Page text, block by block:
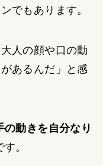
でもあります。
人の顔や口の動
あるんだ」と感
の動きを自分なり
。